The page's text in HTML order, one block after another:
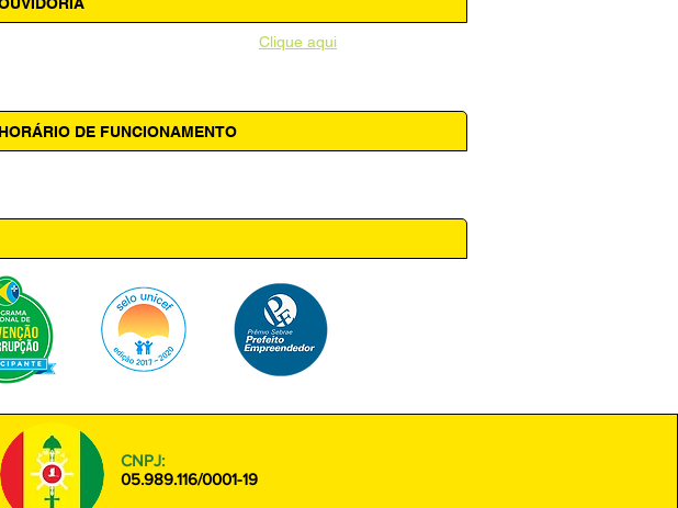
Clique aqui
HORÁRIO DE FUNCIONAMENTO
CNPJ:
05.989.116/0001-19